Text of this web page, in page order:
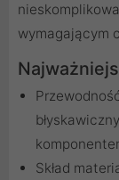
wymagającym
Skład